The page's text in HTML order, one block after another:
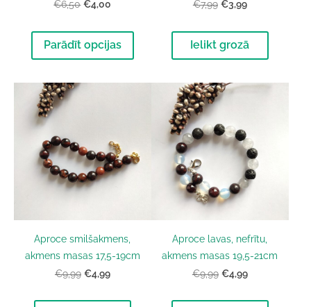
€6,50 €4,00
Parādīt opcijas
€7,99 €3,99
Ielikt grozā
Aproce smilšakmens,
akmens masas 17,5-19cm
€9,99 €4,99
Aproce lavas, nefrītu,
akmens masas 19,5-21cm
€9,99 €4,99